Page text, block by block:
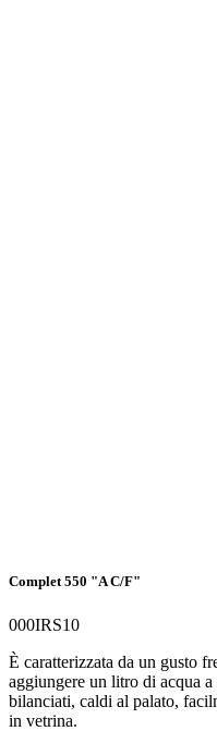
Complet 550 "A C/F"
000IRS10
È caratterizzata da un gusto
aggiungere un litro di acqua
bilanciati, caldi al palato,
in vetrina.